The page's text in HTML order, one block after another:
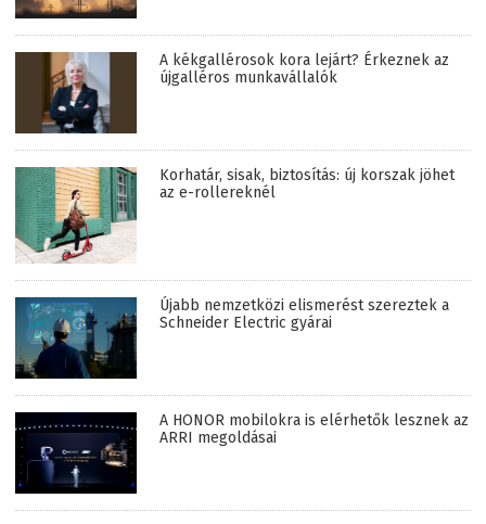
A kékgallérosok kora lejárt? Érkeznek az
újgalléros munkavállalók
Korhatár, sisak, biztosítás: új korszak jöhet
az e-rollereknél
Újabb nemzetközi elismerést szereztek a
Schneider Electric gyárai
A HONOR mobilokra is elérhetők lesznek az
ARRI megoldásai